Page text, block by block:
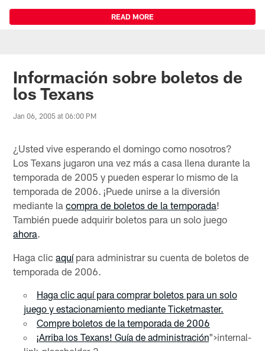
READ MORE
Información sobre boletos de
los Texans
Jan 06, 2005 at 06:00 PM
¿Usted vive esperando el domingo como nosotros?
Los Texans jugaron una vez más a casa llena durante la
temporada de 2005 y pueden esperar lo mismo de la
temporada de 2006. ¡Puede unirse a la diversión
mediante lacompra de boletos de la temporada!
También puede adquirir boletos para un solo juego
ahora.
Haga clicaquípara administrar su cuenta de boletos de
temporada de 2006.
Haga clic aquí para comprar boletos para un solo
juego y estacionamiento mediante Ticketmaster.
Compre boletos de la temporada de 2006
¡Arriba los Texans! Guía de administración">internal-